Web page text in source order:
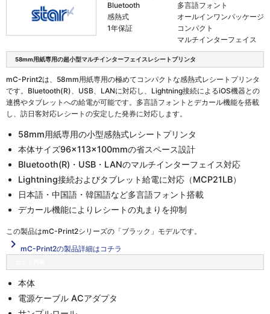
Bluetooth
感熱式
1年保証
多言語フォント
オールインワンパッケージ
コンパクト
マルチインターフェイス
58mm用紙専用の超小型マルチインターフェイスレシートプリンタ
mC-Print2は、58mm用紙専用の極めてコンパクトな感熱式レシートプリンタ
です。Bluetooth(R)、USB、LANに対応し、Lightning接続によるiOS機器との
連携やタブレットへの給電が可能です。多言語フォントとデカール機能を搭載
し、訪日客対応レシートの安定した発券に対応します。
58mm用紙専用の小型感熱式レシートプリンタ
本体サイズ96×113×100mmの省スペース設計
Bluetooth(R)・USB・LANのマルチインターフェイス対応
Lightning接続およびタブレット給電に対応（MCP21LB）
日本語・中国語・韓国語など多言語フォント搭載
デカール機能によりレシートの丸まりを抑制
この製品はmC-Print2シリーズの「ブラック」 モデルです。
navigate_next mC-Print2の製品詳細はコチラ
本体
電源ケーブル ACアダプタ